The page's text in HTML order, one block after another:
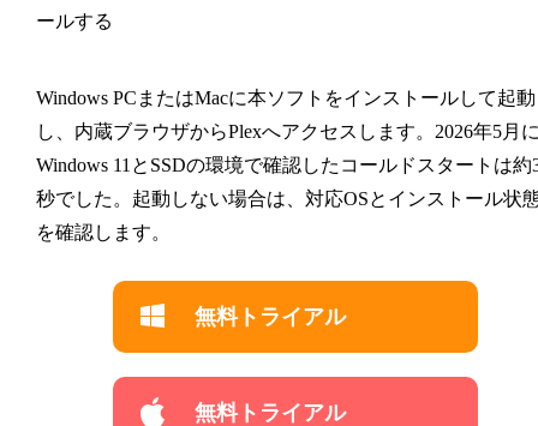
ールする
Windows PCまたはMacに本ソフトをインストールして起動
し、内蔵ブラウザからPlexへアクセスします。2026年5月
Windows 11とSSDの環境で確認したコールドスタートは約
秒でした。起動しない場合は、対応OSとインストール状
を確認します。
無料トライアル
無料トライアル